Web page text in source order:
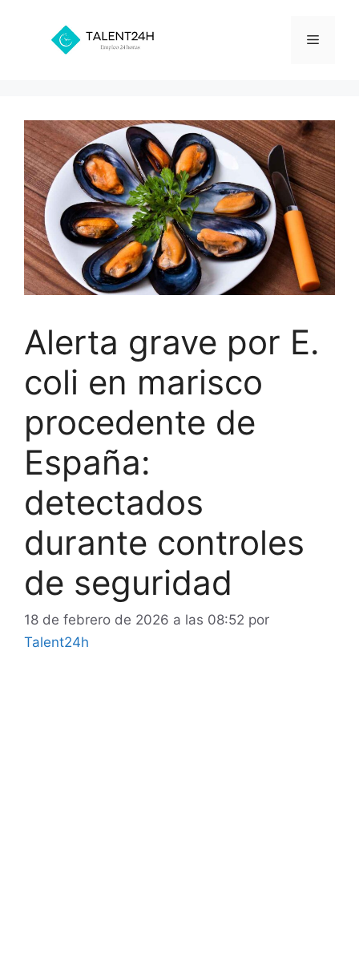
contenido
Menú
Alerta grave por E.
coli en marisco
procedente de
España:
detectados
durante controles
de seguridad
18 de febrero de 2026 a las 08:52 por
Talent24h